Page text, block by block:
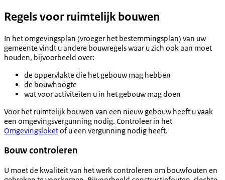
Regels voor ruimtelijk bouwen
In het omgevingsplan (vroeger het bestemmingsplan) van uw
gemeente vindt u andere bouwregels waar u zich ook aan moet
houden, bijvoorbeeld over:
de oppervlakte die het gebouw mag hebben
de bouwhoogte
wat voor activiteiten u in het gebouw mag doen
Voor het ruimtelijk bouwen van een nieuw gebouw heeft u vaak
een omgevingsvergunning nodig. Controleer in het
Omgevingsloketof u een vergunning nodig heeft.
Bouw controleren
U moet de kwaliteit van het werk controleren om bouwfouten en